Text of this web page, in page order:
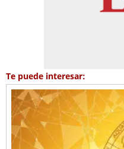
Te puede interesar: